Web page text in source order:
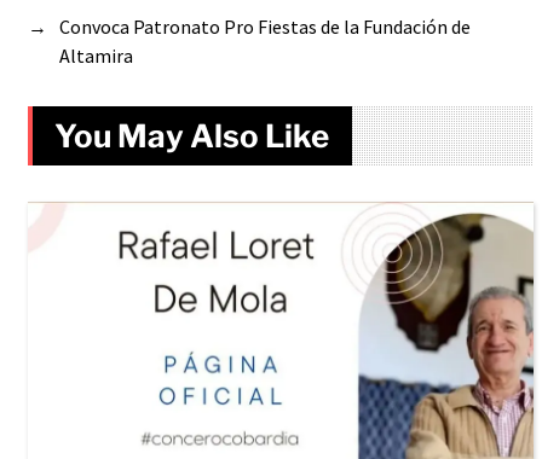
→
Convoca Patronato Pro Fiestas de la Fundación de
Altamira
You May Also Like